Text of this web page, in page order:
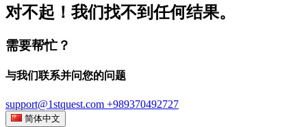
对不起！我们找不到任何结果。
需要帮忙？
与我们联系并问您的问题
support@1stquest.com +989370492727
简体中文